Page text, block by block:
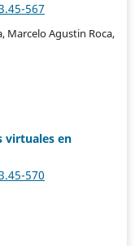
567
Marcelo Agustin Roca,
virtuales en
570